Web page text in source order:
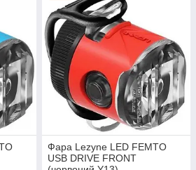
Фара Lezyne LED FEMTO
USB DRIVE FRONT